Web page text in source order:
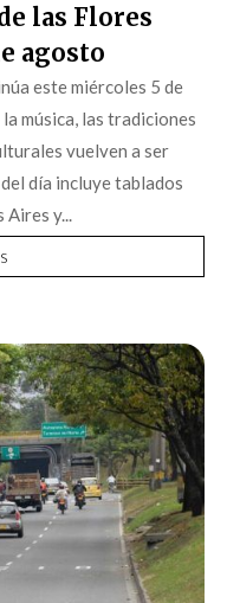
las Flores
agosto
este miércoles 5 de
música, las tradiciones
vuelven a ser
día incluye tablados
Aires y...